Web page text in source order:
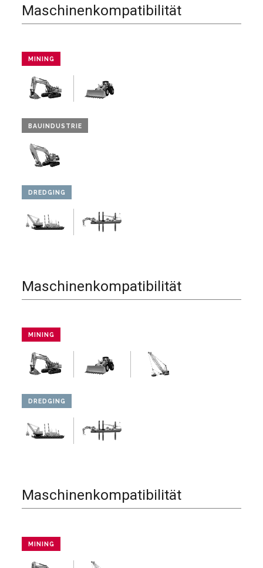
Maschinenkompatibilität
MINING
BAUINDUSTRIE
DREDGING
Maschinenkompatibilität
MINING
DREDGING
Maschinenkompatibilität
MINING